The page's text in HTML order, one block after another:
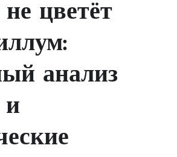
цветёт
анализ
и